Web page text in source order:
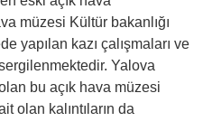
müzesi Kültür bakanlığı
yapılan kazı çalışmaları ve
Yalova
bu açık hava müzesi
olan kalıntıların da